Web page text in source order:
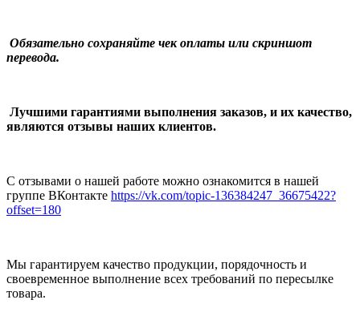
Обязательно сохраняйте чек оплаты или скриншот
перевода.
Лучшими гарантиями выполнения заказов, и их качество,
являются отзывы наших клиентов.
С отзывами о нашей работе можно ознакомится в нашей
группе ВКонтакте https://vk.com/topic-136384247_36675422?
offset=180
Мы гарантируем качество продукции, порядочность и
своевременное выполнение всех требований по пересылке
товара.